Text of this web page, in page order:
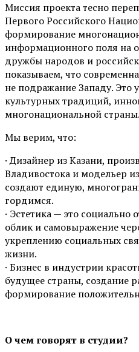
Миссия проекта тесно
Первого Российского
формирование
информационного поля на
дружбы народов и
показываем, что
не подражание Западу. Это
культурных традиций,
многонациональной страны.
Мы верим, что:
· Дизайнер из Казани,
Владивостока и модельер
создают единую,
гордимся.
· Эстетика — это социально
облик и самовыражение
укреплению социальных
жизни.
· Бизнес в индустрии
будущее страны, создание
формирование
О чем говорят в студии?